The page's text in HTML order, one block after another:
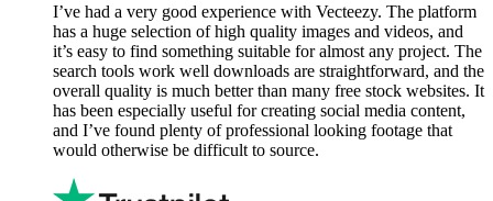
I’ve had a very good experience with Vecteezy. The platform
has a huge selection of high quality images and videos, and
it’s easy to find something suitable for almost any project. The
search tools work well downloads are straightforward, and the
overall quality is much better than many free stock websites. It
has been especially useful for creating social media content,
and I’ve found plenty of professional looking footage that
would otherwise be difficult to source.